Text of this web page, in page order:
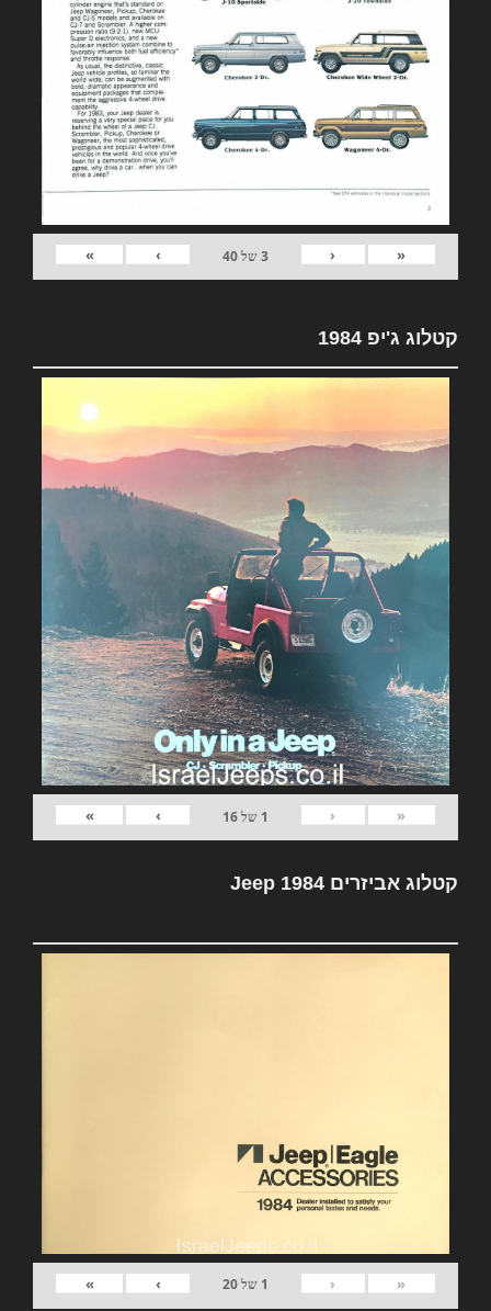
«
‹
3של40
›
»
קטלוג ג'יפ 1984
«
‹
1 של16
›
»
קטלוג אביזרים Jeep 1984
«
‹
1 של20
›
»